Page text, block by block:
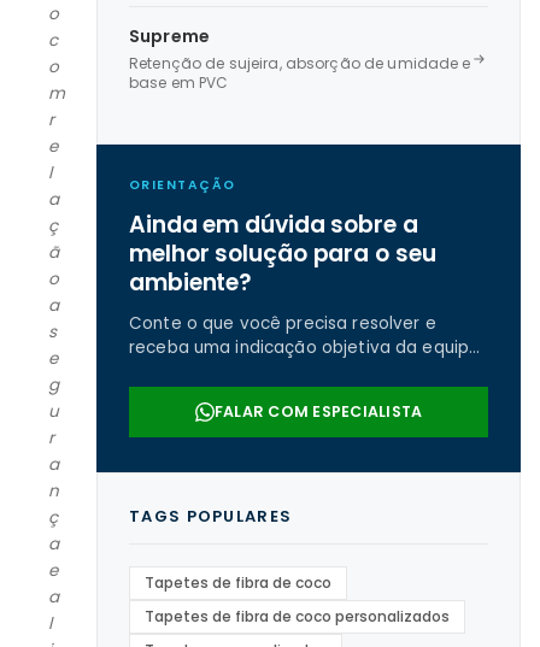
o
c
o
m
r
e
l
a
ç
ã
o
a
s
e
g
u
r
a
n
ç
a
e
a
l
Supreme
Retenção de sujeira, absorção de umidade e
base em PVC
ORIENTAÇÃO
Ainda em dúvida sobre a
melhor solução para o seu
ambiente?
Conte o que você precisa resolver e
receba uma indicação objetiva da equipe
FALAR COM ESPECIALISTA
TAGS POPULARES
Tapetes de fibra de coco
Tapetes de fibra de coco personalizados